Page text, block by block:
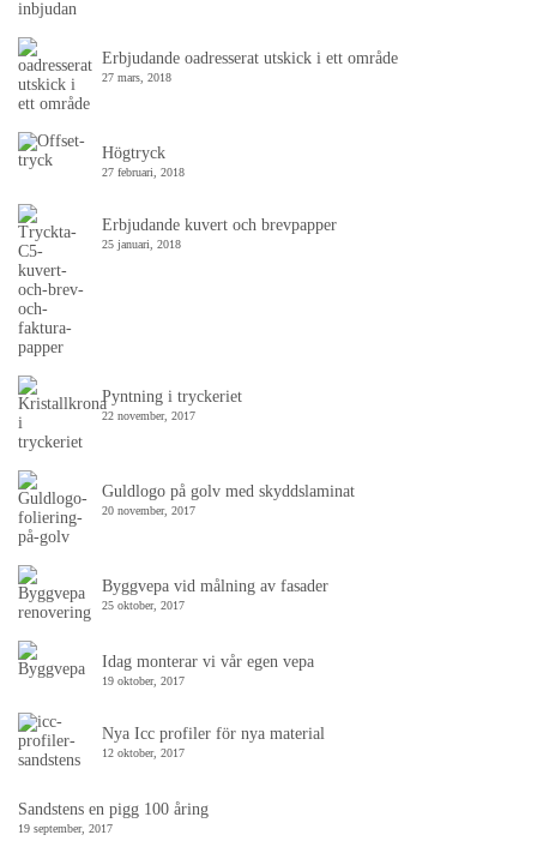
Erbjudande oadresserat utskick i ett område
27 mars, 2018
Högtryck
27 februari, 2018
Erbjudande kuvert och brevpapper
25 januari, 2018
Pyntning i tryckeriet
22 november, 2017
Guldlogo på golv med skyddslaminat
20 november, 2017
Byggvepa vid målning av fasader
25 oktober, 2017
Idag monterar vi vår egen vepa
19 oktober, 2017
Nya Icc profiler för nya material
12 oktober, 2017
Sandstens en pigg 100 åring
19 september, 2017